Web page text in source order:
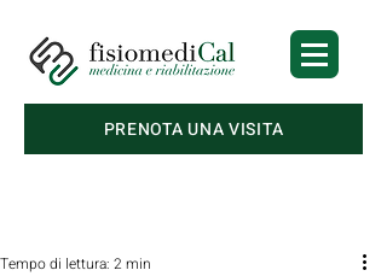
PRENOTA UNA VISITA
Tempo di lettura: 2 min